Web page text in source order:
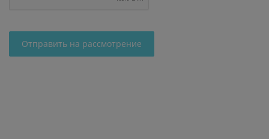
Отправить на рассмотрение